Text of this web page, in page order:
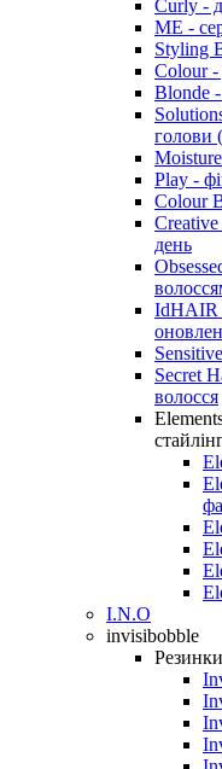
Curly -
ME -
Styling
Colour -
Blonde
голови
Play -
Colour
день
IdHAIR
Secret
волосся
I.N.O
invisibobble